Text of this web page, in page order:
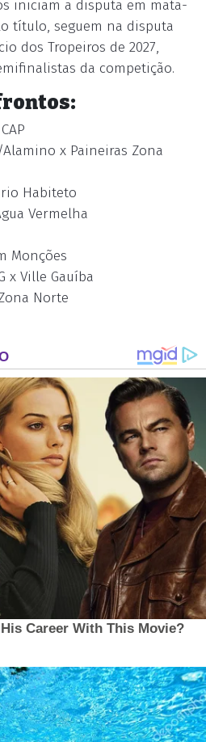
iniciam a disputa em mata-
título, seguem na disputa
dos Tropeiros de 2027,
da competição.
x Paineiras Zona
Habiteto
Vermelha
Monções
x Ville Gauíba
Norte